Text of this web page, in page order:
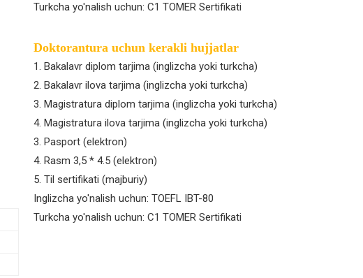
Turkcha yo'nalish uchun: C1 TOMER Sertifikati
Doktorantura uchun kerakli hujjatlar
1. Bakalavr diplom tarjima (inglizcha yoki turkcha)
2. Bakalavr ilova tarjima (inglizcha yoki turkcha)
3. Magistratura diplom tarjima (inglizcha yoki turkcha)
4. Magistratura ilova tarjima (inglizcha yoki turkcha)
3. Pasport (elektron)
4. Rasm 3,5 * 4.5 (elektron)
5. Til sertifikati (majburiy)
Inglizcha yo'nalish uchun: TOEFL IBT-80
Turkcha yo'nalish uchun: C1 TOMER Sertifikati